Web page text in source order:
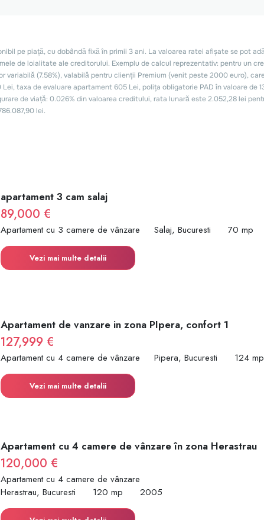
apartament 3 cam salaj
89,000 €
Apartament cu 3 camere de vânzare Salaj, Bucuresti 70 mp
Vezi mai multe detalii
Apartament de vanzare in zona PIpera, confort 1
127,999 €
Apartament cu 4 camere de vânzare Pipera, Bucuresti 124 mp
Vezi mai multe detalii
Apartament cu 4 camere de vânzare în zona Herastrau
120,000 €
Apartament cu 4 camere de vânzare
Herastrau, Bucuresti
120 mp 2005